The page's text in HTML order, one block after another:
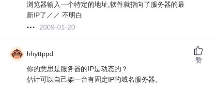
浏览器输入一个特定的地址,软件就指向了服务器的最
新IP了／／ 不明白
2009-01-20
hhyttppd
你的意思是服务器的IP是动态的？
估计可以自己架一台有固定IP的域名服务器。
赞